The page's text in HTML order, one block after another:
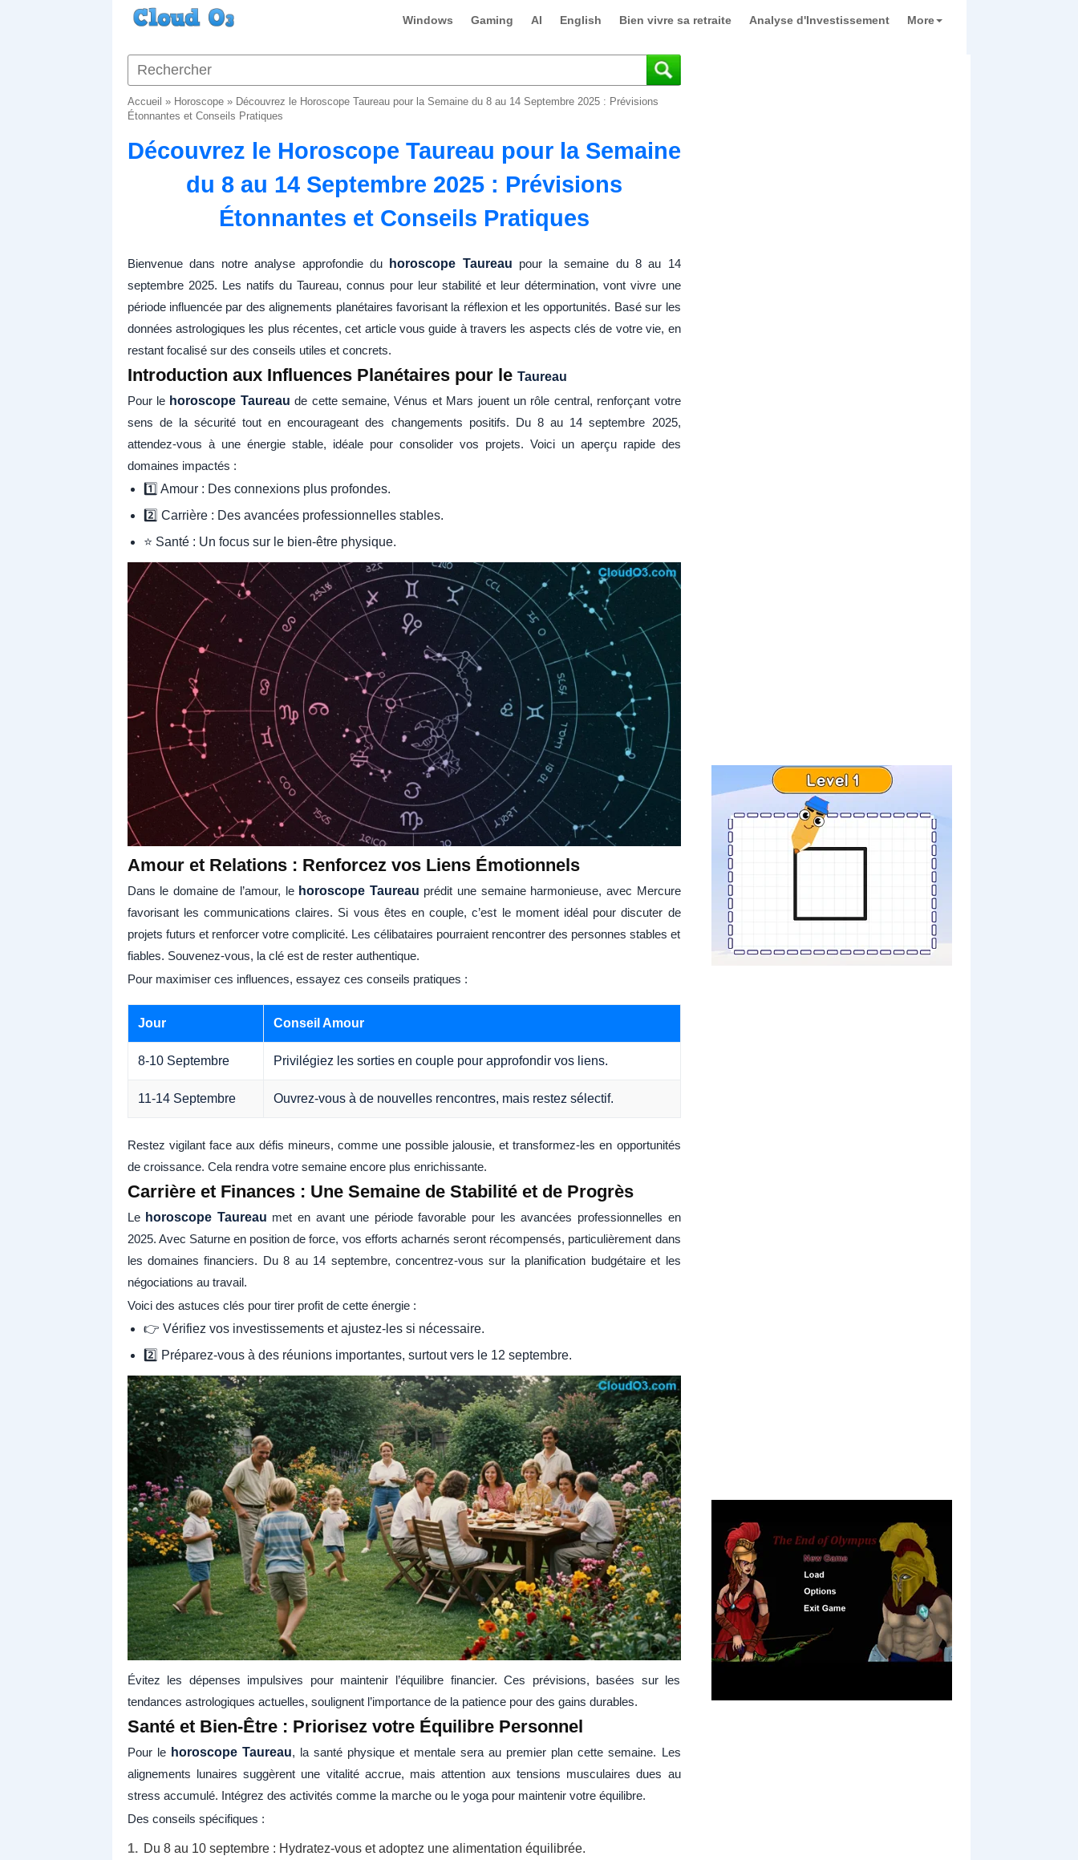
Windows Gaming AI English Bien vivre sa retraite Analyse d'Investissement More
Accueil » Horoscope» Découvrez le Horoscope Taureau pour la Semaine du 8 au 14 Septembre 2025 : Prévisions
Étonnantes et Conseils Pratiques
Découvrez le Horoscope Taureau pour la Semaine
du 8 au 14 Septembre 2025 : Prévisions
Étonnantes et Conseils Pratiques
Bienvenue dans notre analyse approfondie du horoscope Taureau pour la semaine du 8 au 14
septembre 2025. Les natifs du Taureau, connus pour leur stabilité et leur détermination, vont vivre une
période influencée par des alignements planétaires favorisant la réflexion et les opportunités. Basé sur les
données astrologiques les plus récentes, cet article vous guide à travers les aspects clés de votre vie, en
restant focalisé sur des conseils utiles et concrets.
Introduction aux Influences Planétaires pour le Taureau
Pour le horoscope Taureau de cette semaine, Vénus et Mars jouent un rôle central, renforçant votre
sens de la sécurité tout en encourageant des changements positifs. Du 8 au 14 septembre 2025,
attendez-vous à une énergie stable, idéale pour consolider vos projets. Voici un aperçu rapide des
domaines impactés :
1️⃣ Amour : Des connexions plus profondes.
2️⃣ Carrière : Des avancées professionnelles stables.
⭐ Santé : Un focus sur le bien-être physique.
Amour et Relations : Renforcez vos Liens Émotionnels
Dans le domaine de l’amour, le horoscope Taureau prédit une semaine harmonieuse, avec Mercure
favorisant les communications claires. Si vous êtes en couple, c’est le moment idéal pour discuter de
projets futurs et renforcer votre complicité. Les célibataires pourraient rencontrer des personnes stables et
fiables. Souvenez-vous, la clé est de rester authentique.
Pour maximiser ces influences, essayez ces conseils pratiques :
Jour Conseil Amour
8-10 Septembre Privilégiez les sorties en couple pour approfondir vos liens.
11-14 Septembre Ouvrez-vous à de nouvelles rencontres, mais restez sélectif.
Restez vigilant face aux défis mineurs, comme une possible jalousie, et transformez-les en opportunités
de croissance. Cela rendra votre semaine encore plus enrichissante.
Carrière et Finances : Une Semaine de Stabilité et de Progrès
Le horoscope Taureau met en avant une période favorable pour les avancées professionnelles en
2025. Avec Saturne en position de force, vos efforts acharnés seront récompensés, particulièrement dans
les domaines financiers. Du 8 au 14 septembre, concentrez-vous sur la planification budgétaire et les
négociations au travail.
Voici des astuces clés pour tirer profit de cette énergie :
👉 Vérifiez vos investissements et ajustez-les si nécessaire.
2️⃣ Préparez-vous à des réunions importantes, surtout vers le 12 septembre.
Évitez les dépenses impulsives pour maintenir l’équilibre financier. Ces prévisions, basées sur les
tendances astrologiques actuelles, soulignent l’importance de la patience pour des gains durables.
Santé et Bien-Être : Priorisez votre Équilibre Personnel
Pour le horoscope Taureau, la santé physique et mentale sera au premier plan cette semaine. Les
alignements lunaires suggèrent une vitalité accrue, mais attention aux tensions musculaires dues au
stress accumulé. Intégrez des activités comme la marche ou le yoga pour maintenir votre équilibre.
Des conseils spécifiques :
Du 8 au 10 septembre : Hydratez-vous et adoptez une alimentation équilibrée.